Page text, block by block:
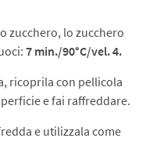
zucchero, lo zucchero
7 min./90°C/vel. 4.
ricoprila con pellicola
e fai raffreddare.
e utilizzala come